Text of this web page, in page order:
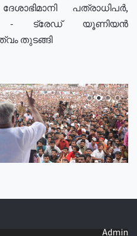
പത്രാധിപർ,
- ട്രേഡ് യൂണിയൻ
തുടങ്ങി
Admin